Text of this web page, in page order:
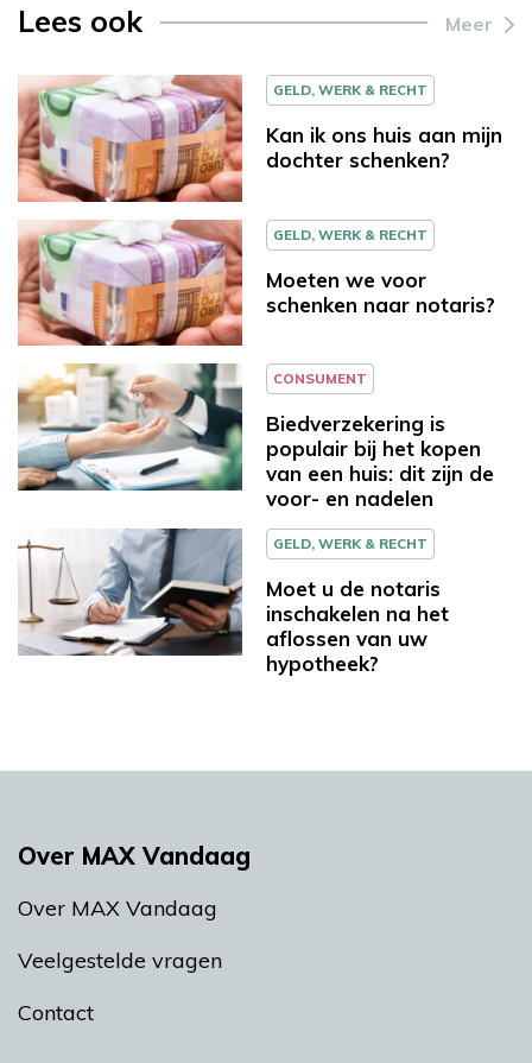
Lees ook Meer
GELD, WERK & RECHT
Kan ik ons huis aan mijn
dochter schenken?
GELD, WERK & RECHT
Moeten we voor
schenken naar notaris?
CONSUMENT
Biedverzekering is
populair bij het kopen
van een huis: dit zijn de
voor- en nadelen
GELD, WERK & RECHT
Moet u de notaris
inschakelen na het
aflossen van uw
hypotheek?
Over MAX Vandaag
Over MAX Vandaag
Veelgestelde vragen
Contact